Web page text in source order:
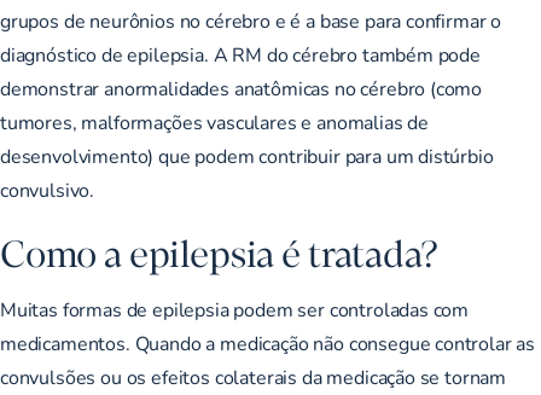
grupos de neurônios no cérebro e é a base para confirmar o
diagnóstico de epilepsia. A RM do cérebro também pode
demonstrar anormalidades anatômicas no cérebro (como
tumores, malformações vasculares e anomalias de
desenvolvimento) que podem contribuir para um distúrbio
convulsivo.
Como a epilepsia é tratada?
Muitas formas de epilepsia podem ser controladas com
medicamentos. Quando a medicação não consegue controlar as
convulsões ou os efeitos colaterais da medicação se tornam